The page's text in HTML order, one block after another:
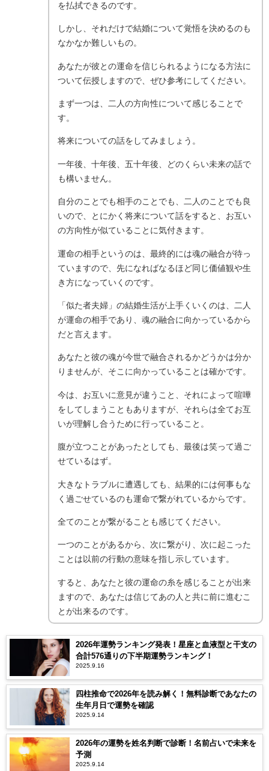
を払拭できるのです。
しかし、それだけで結婚について覚悟を決めるのも
なかなか難しいもの。
あなたが彼との運命を信じられるようになる方法に
ついて伝授しますので、ぜひ参考にしてください。
まず一つは、二人の方向性について感じることで
す。
将来についての話をしてみましょう。
一年後、十年後、五十年後、どのくらい未来の話で
も構いません。
自分のことでも相手のことでも、二人のことでも良
いので、とにかく将来について話をすると、お互い
の方向性が似ていることに気付きます。
運命の相手というのは、最終的には魂の融合が待っ
ていますので、先になればなるほど同じ価値観や生
き方になっていくのです。
「似た者夫婦」の結婚生活が上手くいくのは、二人
が運命の相手であり、魂の融合に向かっているから
だと言えます。
あなたと彼の魂が今世で融合されるかどうかは分か
りませんが、そこに向かっていることは確かです。
今は、お互いに意見が違うこと、それによって喧嘩
をしてしまうこともありますが、それらは全てお互
いが理解し合うために行っていること。
腹が立つことがあったとしても、最後は笑って過ご
せているはず。
大きなトラブルに遭遇しても、結果的には何事もな
く過ごせているのも運命で繋がれているからです。
全てのことが繋がることも感じてください。
一つのことがあるから、次に繋がり、次に起こった
ことは以前の行動の意味を指し示しています。
すると、あなたと彼の運命の糸を感じることが出来
ますので、あなたは信じてあの人と共に前に進むこ
とが出来るのです。
2026年運勢ランキング発表！星座と血液型と干支の
合計576通りの下半期運勢ランキング！
2025.9.16
四柱推命で2026年を読み解く！無料診断であなたの
生年月日で運勢を確認
2025.9.14
2026年の運勢を姓名判断で診断！名前占いで未来を
予測
2025.9.14